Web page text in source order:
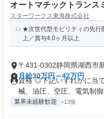
オートマチックトランス
スターワークス東海株式会社
★次世代型モビリティの先行
上／賞与4.0ヶ月以上
〒431-0302静岡県湖西市
月給30万円～42万円
資格 ◎下記いずれかに当
械、油圧、空圧、電気制御
業界未経験歓迎 +13個